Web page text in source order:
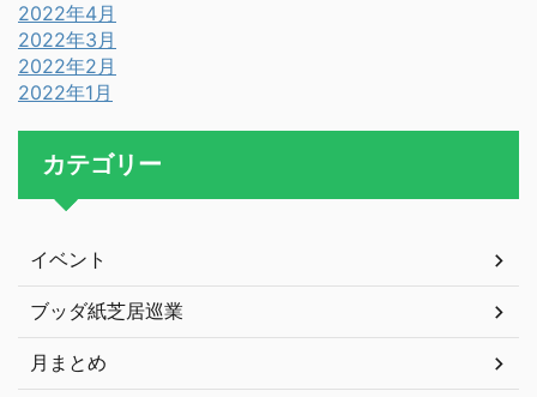
2022年4月
2022年3月
2022年2月
2022年1月
カテゴリー
イベント
ブッダ紙芝居巡業
月まとめ